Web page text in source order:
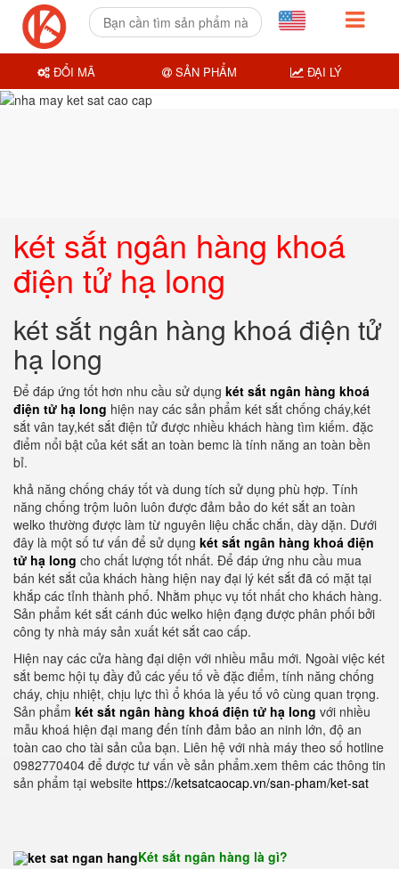
két sắt ngân hàng khoá
điện tử hạ long
két sắt ngân hàng khoá điện tử
hạ long
Để đáp ứng tốt hơn nhu cầu sử dụng két sắt ngân hàng khoá
điện tử hạ long hiện nay các sản phẩm két sắt chống cháy,két
sắt vân tay,két sắt điện tử được nhiều khách hàng tìm kiếm. đặc
điểm nổi bật của két sắt an toàn bemc là tính năng an toàn bền
bỉ.
khả năng chống cháy tốt và dung tích sử dụng phù hợp. Tính
năng chống trộm luôn luôn được đảm bảo do két sắt an toàn
welko thường được làm từ nguyên liệu chắc chắn, dày dặn. Dưới
đây là một số tư vấn để sử dụng két sắt ngân hàng khoá điện
tử hạ long cho chất lượng tốt nhất. Để đáp ứng nhu cầu mua
bán két sắt của khách hàng hiện nay đại lý két sắt đã có mặt tại
khắp các tỉnh thành phố. Nhằm phục vụ tốt nhất cho khách hàng.
Sản phẩm két sắt cánh đúc welko hiện đạng được phân phối bởi
công ty nhà máy sản xuất két sắt cao cấp.
Hiện nay các cửa hàng đại diện với nhiều mẫu mới. Ngoài việc két
sắt bemc hội tụ đầy đủ các yếu tố về đặc điểm, tính năng chống
cháy, chịu nhiệt, chịu lực thì ổ khóa là yếu tố vô cùng quan trọng.
Sản phẩm két sắt ngân hàng khoá điện tử hạ long với nhiều
mẫu khoá hiện đại mang đến tính đảm bảo an ninh lớn, độ an
toàn cao cho tài sản của bạn. Liên hệ với nhà máy theo số hotline
0982770404 để được tư vấn về sản phẩm.xem thêm các thông tin
sản phẩm tại website https://ketsatcaocap.vn/san-pham/ket-sat
Két sắt ngân hàng là gì?
ĐỔI MÃ SẢN PHẨM ĐẠI LÝ